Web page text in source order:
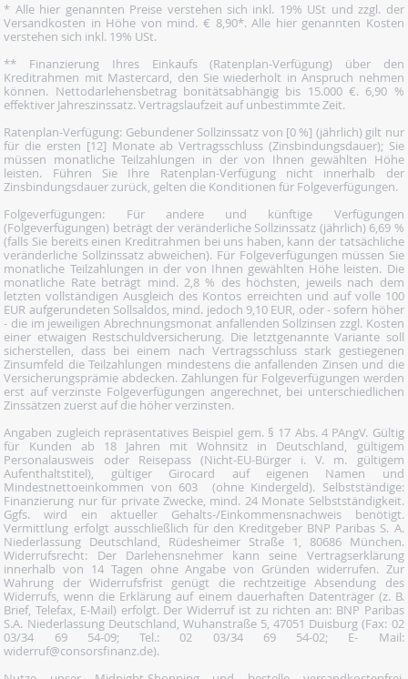
* Alle hier genannten Preise verstehen sich inkl. 19% USt und zzgl. der
Versandkosten in Höhe von mind. € 8,90*. Alle hier genannten Kosten
verstehen sich inkl. 19% USt.
** Finanzierung Ihres Einkaufs (Ratenplan-Verfügung) über den
Kreditrahmen mit Mastercard, den Sie wiederholt in Anspruch nehmen
können. Nettodarlehensbetrag bonitätsabhängig bis 15.000 €. 6,90 %
effektiver Jahreszinssatz. Vertragslaufzeit auf unbestimmte Zeit.
Ratenplan-Verfügung: Gebundener Sollzinssatz von [0 %] (jährlich) gilt nur
für die ersten [12] Monate ab Vertragsschluss (Zinsbindungsdauer); Sie
müssen monatliche Teilzahlungen in der von Ihnen gewählten Höhe
leisten. Führen Sie Ihre Ratenplan-Verfügung nicht innerhalb der
Zinsbindungsdauer zurück, gelten die Konditionen für Folgeverfügungen.
Folgeverfügungen: Für andere und künftige Verfügungen
(Folgeverfügungen) beträgt der veränderliche Sollzinssatz (jährlich) 6,69 %
(falls Sie bereits einen Kreditrahmen bei uns haben, kann der tatsächliche
veränderliche Sollzinssatz abweichen). Für Folgeverfügungen müssen Sie
monatliche Teilzahlungen in der von Ihnen gewählten Höhe leisten. Die
monatliche Rate beträgt mind. 2,8 % des höchsten, jeweils nach dem
letzten vollständigen Ausgleich des Kontos erreichten und auf volle 100
EUR aufgerundeten Sollsaldos, mind. jedoch 9,10 EUR, oder - sofern höher
- die im jeweiligen Abrechnungsmonat anfallenden Sollzinsen zzgl. Kosten
einer etwaigen Restschuldversicherung. Die letztgenannte Variante soll
sicherstellen, dass bei einem nach Vertragsschluss stark gestiegenen
Zinsumfeld die Teilzahlungen mindestens die anfallenden Zinsen und die
Versicherungsprämie abdecken. Zahlungen für Folgeverfügungen werden
erst auf verzinste Folgeverfügungen angerechnet, bei unterschiedlichen
Zinssätzen zuerst auf die höher verzinsten.
Angaben zugleich repräsentatives Beispiel gem. § 17 Abs. 4 PAngV. Gültig
für Kunden ab 18 Jahren mit Wohnsitz in Deutschland, gültigem
Personalausweis oder Reisepass (Nicht-EU-Bürger i. V. m. gültigem
Aufenthaltstitel), gültiger Girocard auf eigenen Namen und
Mindestnettoeinkommen von 603  (ohne Kindergeld). Selbstständige:
Finanzierung nur für private Zwecke, mind. 24 Monate Selbstständigkeit.
Ggfs. wird ein aktueller Gehalts-/Einkommensnachweis benötigt.
Vermittlung erfolgt ausschließlich für den Kreditgeber BNP Paribas S. A.
Niederlassung Deutschland, Rüdesheimer Straße 1, 80686 München.
Widerrufsrecht: Der Darlehensnehmer kann seine Vertragserklärung
innerhalb von 14 Tagen ohne Angabe von Gründen widerrufen. Zur
Wahrung der Widerrufsfrist genügt die rechtzeitige Absendung des
Widerrufs, wenn die Erklärung auf einem dauerhaften Datenträger (z. B.
Brief, Telefax, E-Mail) erfolgt. Der Widerruf ist zu richten an: BNP Paribas
S.A. Niederlassung Deutschland, Wuhanstraße 5, 47051 Duisburg (Fax: 02
03/34 69 54-09; Tel.: 02 03/34 69 54-02; E- Mail:
widerruf@consorsfinanz.de).